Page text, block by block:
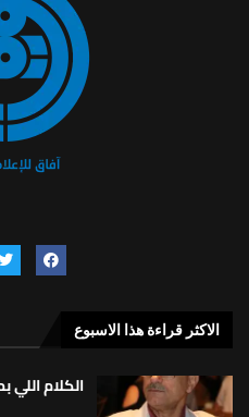
الاكثر قراءة هذا الاسبوع
الكلام اللي